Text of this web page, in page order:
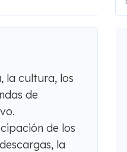
la cultura, los
de
de los
la